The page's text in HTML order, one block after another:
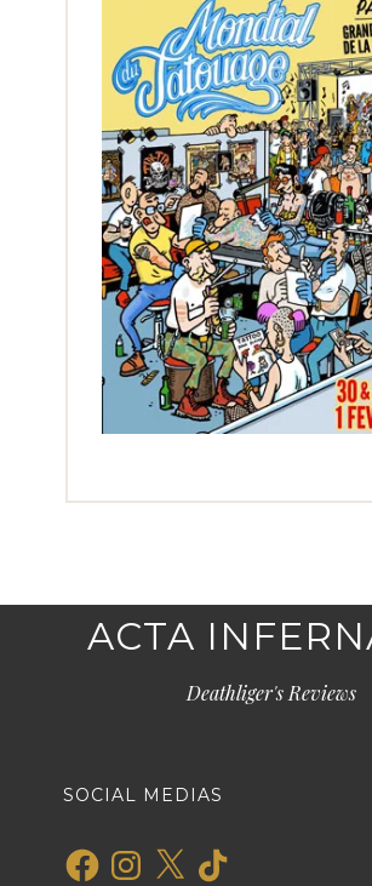
ACTA
Deathliger's Reviews
SOCIAL MEDIAS
FacebookInstagram
X TikTok